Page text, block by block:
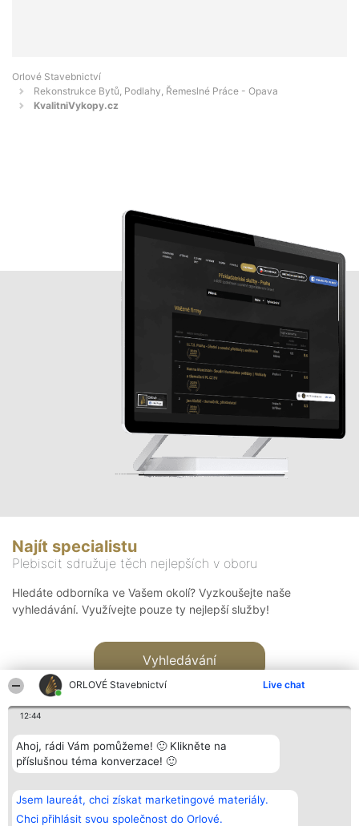
ORLOVÉ Stavebnictví Live chat
12:44
Ahoj, rádi Vám pomůžeme! 🙂 Klikněte na
příslušnou téma konverzace! 🙂
Jsem laureát, chci získat marketingové materiály.
Chci přihlásit svou společnost do Orlové.
Orlové Stavebnictví
Rekonstrukce Bytů, Podlahy, Řemeslné Práce - Opava
KvalitniVykopy.cz
Najít specialistu
Plebiscit sdružuje těch nejlepších v oboru
Hledáte odborníka ve Vašem okolí? Vyzkoušejte naše
vyhledávání. Využívejte pouze ty nejlepší služby!
Vyhledávání
Bright Side Solutions sp. z o.
o. sp. k.
ul. Ruska 22
Vítězové
Seznam všech
laureátů
Kontakt